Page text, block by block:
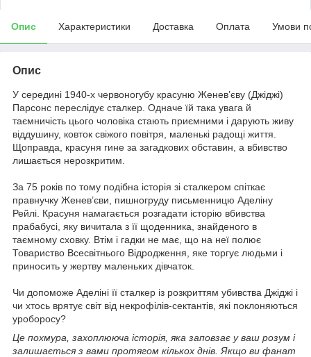
Опис Характеристики Доставка Оплата Умови
Опис
У середині 1940-х червоногубу красуню Женев’єву (Джіджі)
Парсонс переслідує сталкер. Одначе їй така увага й
таємничість цього чоловіка стають приємними і дарують живу
віддушину, ковток свіжого повітря, маленькі радощі життя.
Щоправда, красуня гине за загадкових обставин, а вбивство
лишається нерозкритим.
За 75 років по тому подібна історія зі сталкером спіткає
правнучку Женев’єви, пишногруду письменницю Аделіну
Рейлі. Красуня намагається розгадати історію вбивства
прабабусі, яку вичитала з її щоденника, знайденого в
таємному сховку. Втім і гадки не має, що на неї полює
Товариство Всесвітнього Відродження, яке торгує людьми і
приносить у жертву маленьких дівчаток.
Чи допоможе Аделіні її сталкер із розкриттям убивства Джіджі і
чи хтось врятує світ від некрофілів-сектантів, які поклоняються
уроборосу?
Це похмура, захоплююча історія, яка заповзає у ваш розум і
залишається з вами протягом кількох днів. Якщо ви фанат